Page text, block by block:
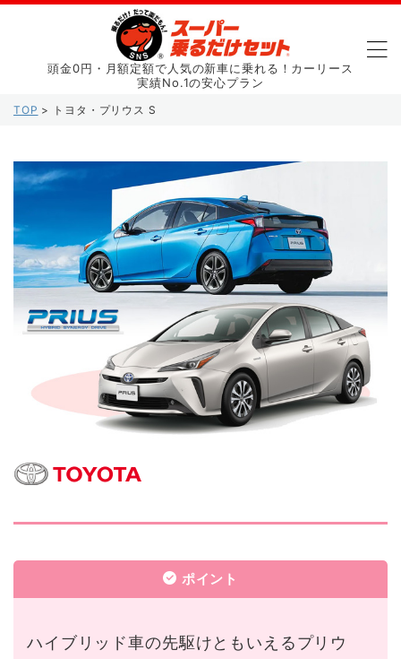
頭金0円・月額定額で人気の新車に乗れる！カーリース
実績No.1の安心プラン
TOP > トヨタ・プリウス S
ポイント
ハイブリッド車の先駆けともいえるプリウ